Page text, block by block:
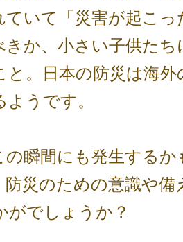
ていて「災害が起こ
きか、小さい子供た
と。日本の防災は海外
うです。
の瞬間にも発生する
防災のための意識や備
がでしょうか？